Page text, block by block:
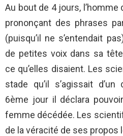
Au bout de 4 jours, l’homme
prononçant des phrases
(puisqu’il ne s’entendait
de petites voix dans sa
ce qu’elles disaient. Les
stade qu’il s’agissait
6ème jour il déclara
femme décédée. Les
de la véracité de ses propos